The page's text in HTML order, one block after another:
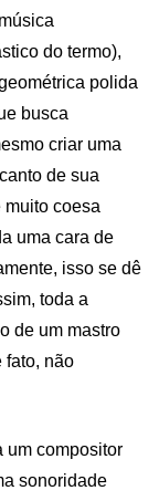
do termo),
polida
busca
criar uma
de sua
muito coesa
uma cara de
isso se dê
toda a
de um mastro
fato, não
um compositor
sonoridade